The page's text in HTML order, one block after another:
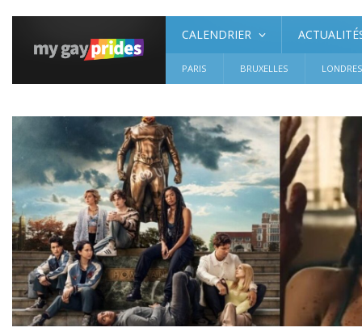
CALENDRIER
PARIS BRUXELLES LONDRES